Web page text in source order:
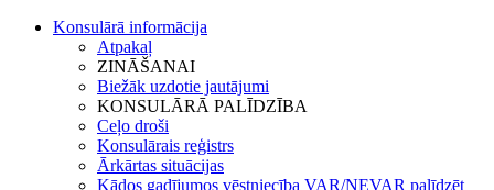
Konsulārā informācija
Atpakaļ
ZINĀŠANAI
Biežāk uzdotie jautājumi
KONSULĀRĀ PALĪDZĪBA
Ceļo droši
Konsulārais reģistrs
Ārkārtas situācijas
Kādos gadījumos vēstniecība VAR/NEVAR palīdzēt